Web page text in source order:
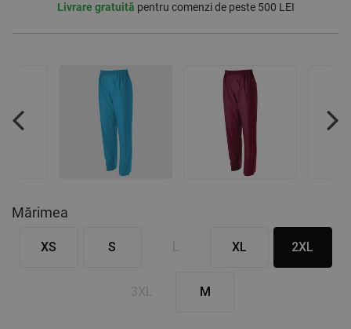
Livrare gratuită pentru comenzi de peste 500 LEI
Previous
Mărimea
XS S XL 2XL
M